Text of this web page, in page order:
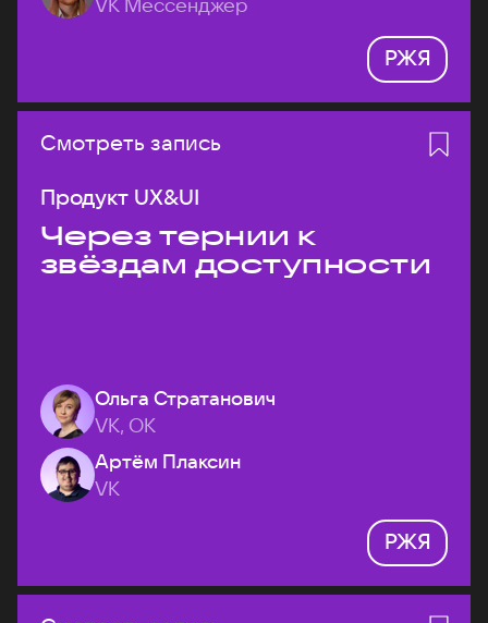
РЖЯ
Смотреть запись
Продукт UX&UI
Через тернии к
звёздам доступности
Ольга Стратанович
VK, ОК
Артём Плаксин
VK
РЖЯ